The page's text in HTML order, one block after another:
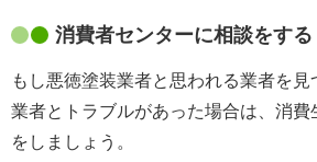
消費者センターに相談をする
もし悪徳塗装業者と思われる業者を
業者とトラブルがあった場合は、消費
をしましょう。